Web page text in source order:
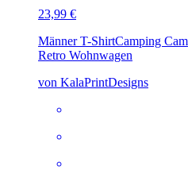
23,99 €
Männer T-ShirtCamping
Retro Wohnwagen
von KalaPrintDesigns